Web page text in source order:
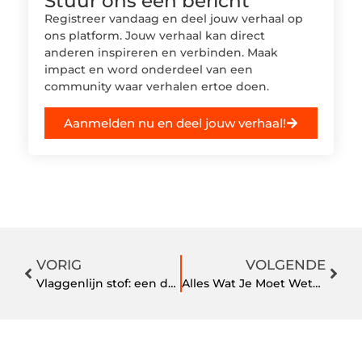
Registreer vandaag en deel jouw verhaal op
ons platform. Jouw verhaal kan direct
anderen inspireren en verbinden. Maak
impact en word onderdeel van een
community waar verhalen ertoe doen.
Aanmelden nu en deel jouw verhaal!
VORIG
Vlaggenlijn stof: een duurzame en sfeervolle decoratie
VOLGENDE
Alles Wat Je Moet Weten Over Zwemmen in Den Bosch